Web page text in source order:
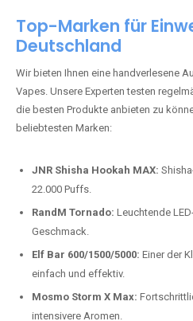
Top-Marken für
Deutschland
Wir bieten Ihnen eine handverlesene
Vapes. Unsere Experten testen
die besten Produkte anbieten zu
beliebtesten Marken:
JNR Shisha Hookah MAX:
22.000 Puffs.
RandM Tornado: Leuchtende
Geschmack.
Elf Bar 600/1500/5000: Einer der
einfach und effektiv.
Mosmo Storm X Max:
intensivere Aromen.